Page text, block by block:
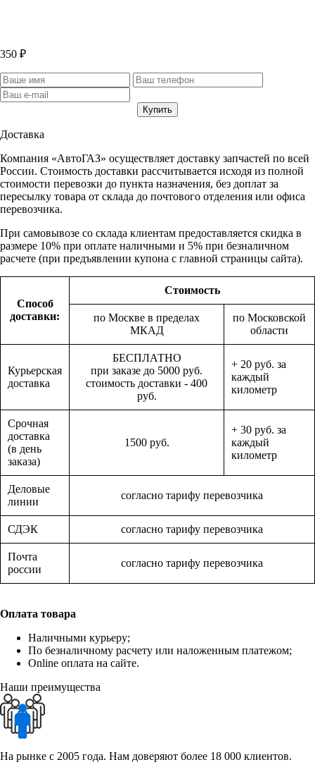
350 ₽
Доставка
Компания «АвтоГАЗ» осуществляет доставку запчастей по всей
России. Стоимость доставки рассчитывается исходя из полной
стоимости перевозки до пункта назначения, без доплат за
пересылку товара от склада до почтового отделения или офиса
перевозчика.
При самовывозе со склада клиентам предоставляется скидка в
размере 10% при оплате наличными и 5% при безналичном
расчете (при предъявлении купона с главной страницы сайта).
Способ
доставки:
Стоимость
по Москве в пределах
МКАД
по Московской
области
Курьерская
доставка
БЕСПЛАТНО
при заказе до 5000 руб.
стоимость доставки - 400
руб.
+ 20 руб. за
каждый
километр
Срочная
доставка
(в день
заказа)
1500 руб.
+ 30 руб. за
каждый
километр
Деловые
линии
согласно тарифу перевозчика
СДЭК согласно тарифу перевозчика
Почта
россии
согласно тарифу перевозчика
Оплата товара
Наличными курьеру;
По безналичному расчету или наложенным платежом;
Online оплата на сайте.
Наши преимущества
На рынке с 2005 года. Нам доверяют более 18 000 клиентов.